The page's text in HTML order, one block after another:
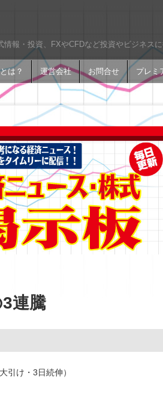
報・投資、FXやCFDなど投資やビジネス
は？ 運営会社 お問合せ プレミ
3連騰
け・3日続伸）